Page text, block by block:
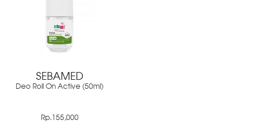
SEBAMED
Deo Roll On Active (50ml)
Rp.155,000